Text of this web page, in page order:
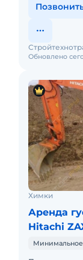
Обновлено
Химки
Аренда
Hitachi
Минимальное